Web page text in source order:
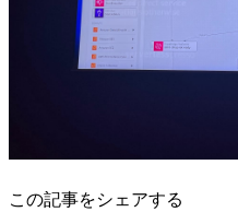
この記事をシェアする